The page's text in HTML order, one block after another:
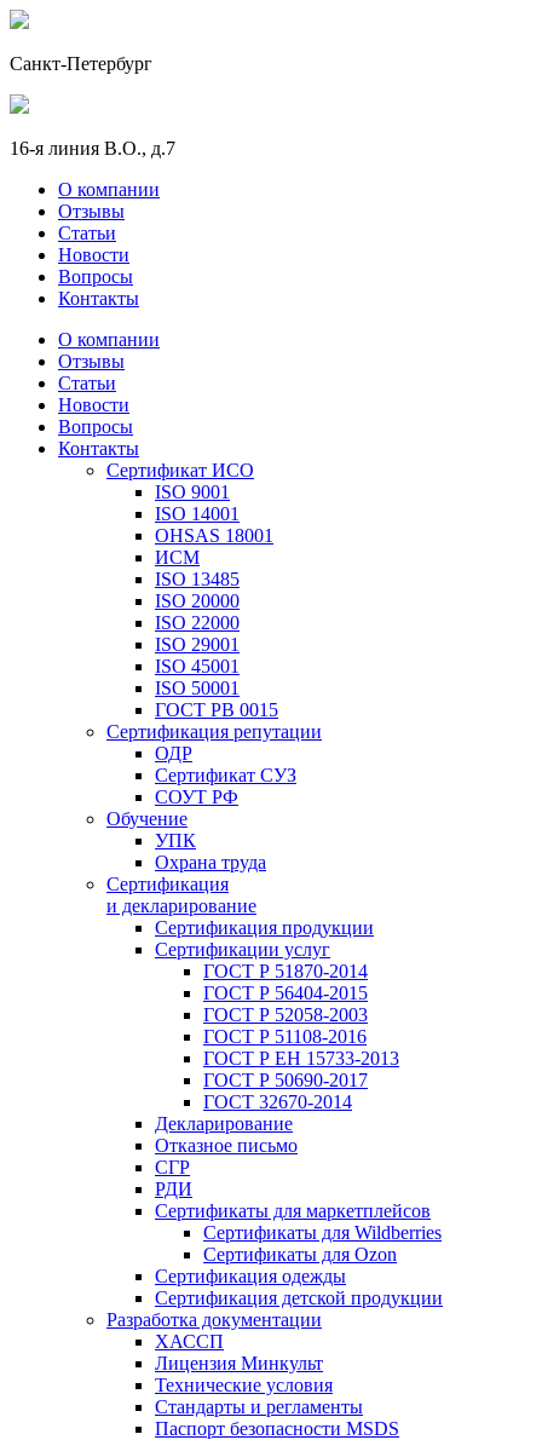
Санкт-Петербург
16-я линия В.О., д.7
О компании
Отзывы
Статьи
Новости
Вопросы
Контакты
О компании
Отзывы
Статьи
Новости
Вопросы
Контакты
Сертификат ИСО
ISO 9001
ISO 14001
OHSAS 18001
ИСМ
ISO 13485
ISO 20000
ISO 22000
ISO 29001
ISO 45001
ISO 50001
ГОСТ РВ 0015
Сертификация репутации
ОДР
Сертификат СУЗ
СОУТ РФ
Обучение
УПК
Охрана труда
Сертификация
и декларирование
Сертификация продукции
Сертификации услуг
ГОСТ Р 51870-2014
ГОСТ Р 56404-2015
ГОСТ Р 52058-2003
ГОСТ Р 51108-2016
ГОСТ Р ЕН 15733-2013
ГОСТ Р 50690-2017
ГОСТ 32670-2014
Декларирование
Отказное письмо
СГР
РДИ
Сертификаты для маркетплейсов
Сертификаты для Wildberries
Сертификаты для Ozon
Сертификация одежды
Сертификация детской продукции
Разработка документации
ХАССП
Лицензия Минкульт
Технические условия
Стандарты и регламенты
Паспорт безопасности MSDS